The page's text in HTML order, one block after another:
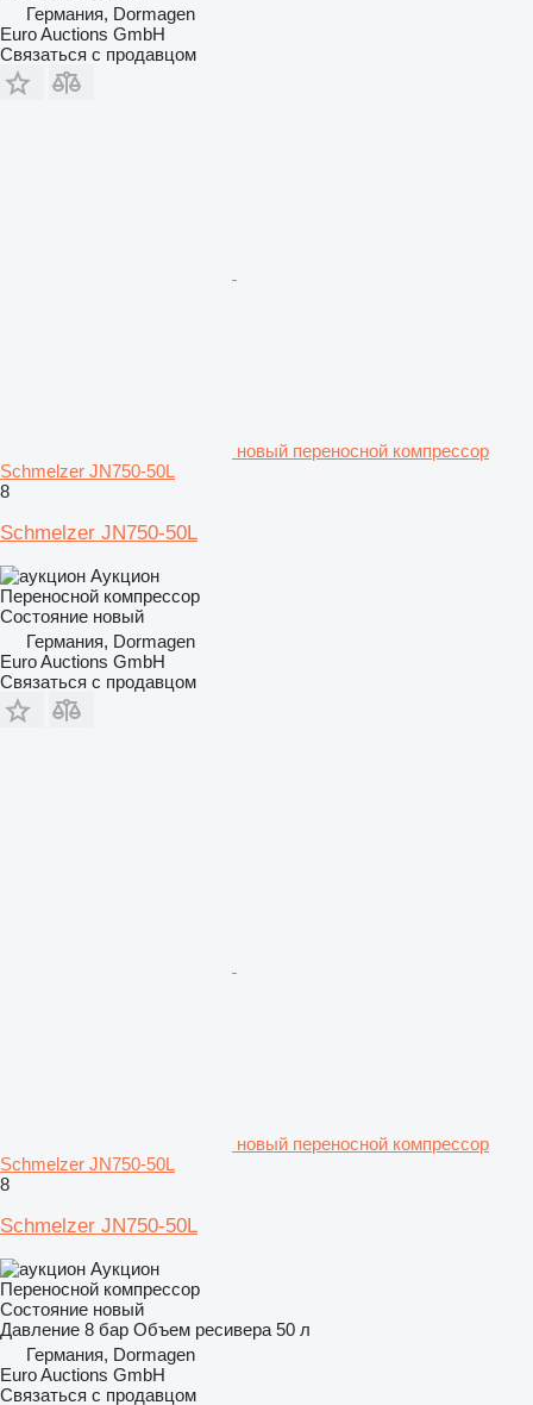
Германия, Dormagen
Euro Auctions GmbH
Связаться с продавцом
новый переносной компрессор
Schmelzer JN750-50L
8
Schmelzer JN750-50L
Аукцион
Переносной компрессор
Состояние новый
Германия, Dormagen
Euro Auctions GmbH
Связаться с продавцом
новый переносной компрессор
Schmelzer JN750-50L
8
Schmelzer JN750-50L
Аукцион
Переносной компрессор
Состояние новый
Давление 8 бар Объем ресивера 50 л
Германия, Dormagen
Euro Auctions GmbH
Связаться с продавцом